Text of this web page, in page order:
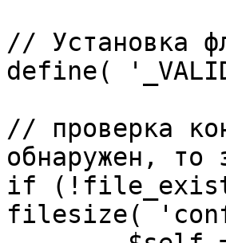
// Установка
define(
// проверка
обнаружен, то
if
filesize(